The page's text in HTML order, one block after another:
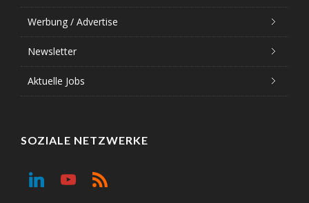
Werbung / Advertise
Newsletter
Aktuelle Jobs
SOZIALE NETZWERKE